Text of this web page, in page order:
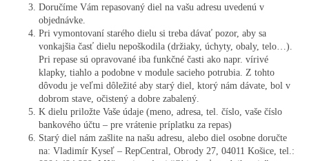
Doručíme Vám repasovaný diel na vašu adresu uvedenú v
objednávke.
Pri vymontovaní starého dielu si treba dávať pozor, aby sa
vonkajšia časť dielu nepoškodila (držiaky, úchyty, obaly, telo…).
Pri repase sú opravované iba funkčné časti ako napr. vírivé
klapky, tiahlo a podobne v module sacieho potrubia. Z tohto
dôvodu je veľmi dôležité aby starý diel, ktorý nám dávate, bol v
dobrom stave, očistený a dobre zabalený.
K dielu priložte Vaše údaje (meno, adresa, tel. číslo, vaše číslo
bankového účtu – pre vrátenie príplatku za repas)
Starý diel nám zašlite na našu adresu, alebo diel osobne doručte
na: Vladimír Kyseľ – RepCentral, Obrody 27, 04011 Košice, tel.: